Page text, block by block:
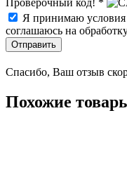
Проверочный код! *
Я принимаю условия
соглашаюсь на
Отправить
Спасибо, Ваш отзыв
Похожие